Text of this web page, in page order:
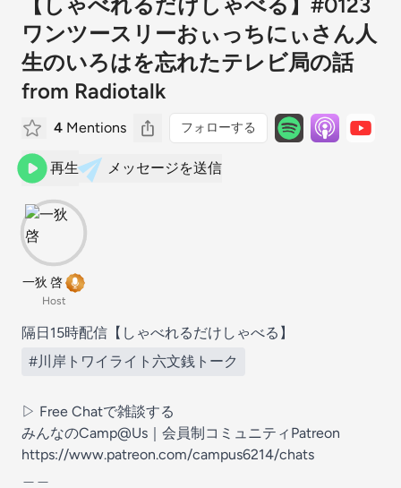
ワンツースリーおぃっちにぃさん人
生のいろはを忘れたテレビ局の話
from Radiotalk
4 Mentions フォローする
再生 メッセージを送信
一狄 啓
Host
隔日15時配信【しゃべれるだけしゃべる】
#川岸トワイライト六文銭トーク
▷ Free Chatで雑談する
みんなのCamp@Us｜会員制コミュニティPatreon
https://www.patreon.com/campus6214/chats